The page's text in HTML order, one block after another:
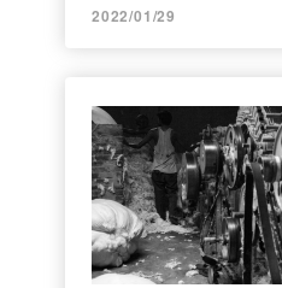
2022/01/29